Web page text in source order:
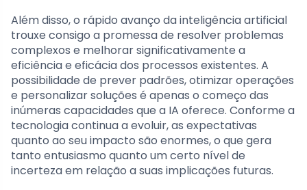
Além disso, o rápido avanço da inteligência artificial
trouxe consigo a promessa de resolver problemas
complexos e melhorar significativamente a
eficiência e eficácia dos processos existentes. A
possibilidade de prever padrões, otimizar operações
e personalizar soluções é apenas o começo das
inúmeras capacidades que a IA oferece. Conforme a
tecnologia continua a evoluir, as expectativas
quanto ao seu impacto são enormes, o que gera
tanto entusiasmo quanto um certo nível de
incerteza em relação a suas implicações futuras.